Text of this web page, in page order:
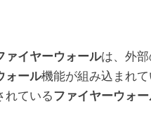
ァイヤーウォールは、外部
ォール機能が組み込まれて
れているファイヤーウォ